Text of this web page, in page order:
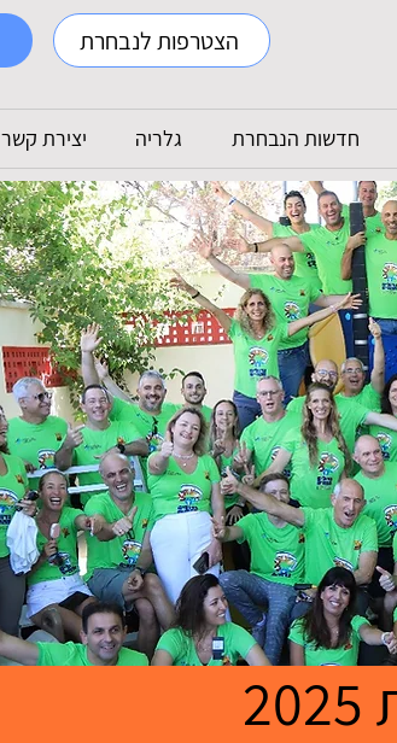
הצטרפות לנבחרת
חדשות הנבחרת גלריה יצירת קשר